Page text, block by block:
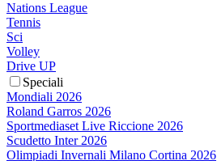
Nations League
Tennis
Sci
Volley
Drive UP
Speciali
Mondiali 2026
Roland Garros 2026
Sportmediaset Live Riccione 2026
Scudetto Inter 2026
Olimpiadi Invernali Milano Cortina 2026